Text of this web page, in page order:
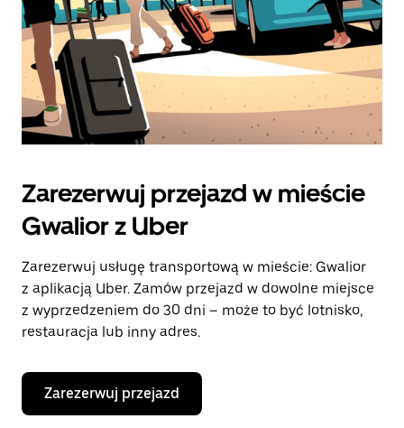
Zarezerwuj przejazd w mieście
Gwalior z Uber
Zarezerwuj usługę transportową w mieście: Gwalior
z aplikacją Uber. Zamów przejazd w dowolne miejsce
z wyprzedzeniem do 30 dni – może to być lotnisko,
restauracja lub inny adres.
Zarezerwuj przejazd